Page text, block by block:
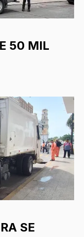
50 MIL
SE